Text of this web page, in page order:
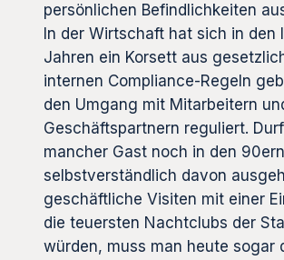
persönlichen Befindlichkeiten
In der Wirtschaft hat sich in den
Jahren ein Korsett aus
internen Compliance-Regeln
den Umgang mit Mitarbeitern
Geschäftspartnern reguliert.
mancher Gast noch in den
selbstverständlich davon
geschäftliche Visiten mit einer
die teuersten Nachtclubs der
würden, muss man heute sogar